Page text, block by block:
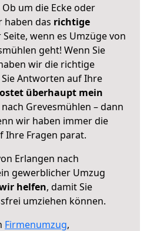
um die Ecke oder
haben das richtige
wenn es Umzüge von
geht! Wenn Sie
wir die richtige
Antworten auf Ihre
überhaupt mein
Grevesmühlen – dann
wir haben immer die
Ihre Fragen parat.
Erlangen nach
gewerblicher Umzug
helfen, damit Sie
umziehen können.
Firmenumzug,